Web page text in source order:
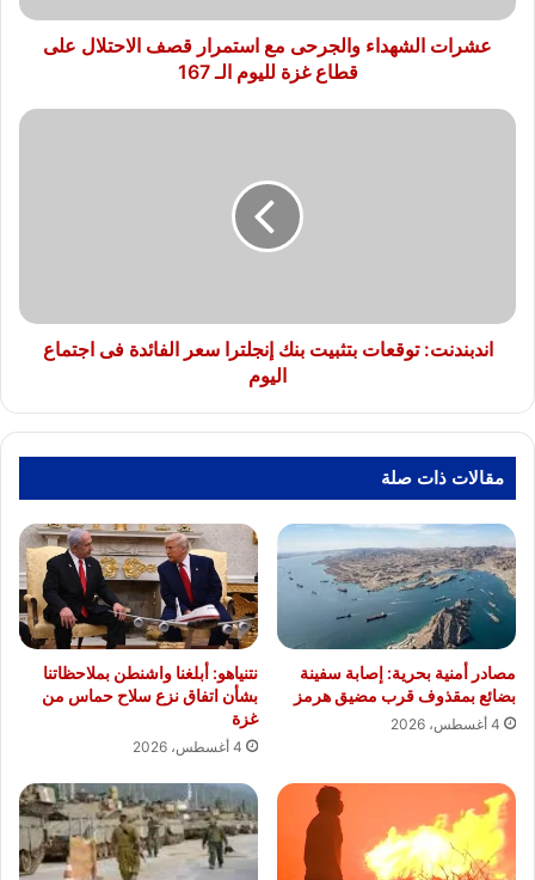
قطاع
167
عشرات الشهداء والجرحى مع استمرار قصف الاحتلال على
قطاع غزة لليوم الـ 167
اندبندنت:
اجتماع
اليوماندبندنت: توقعات بتثبيت بنك إنجلترا سعر الفائدة فى اجتماع
اليوم
مقالات ذات صلة
مصادر أمنية بحرية: إصابة سفينة
بضائع بمقذوف قرب مضيق هرمز
4 أغسطس، 2026
نتنياهو: أبلغنا واشنطن بملاحظاتنا
بشأن اتفاق نزع سلاح حماس من
غزة
4 أغسطس، 2026